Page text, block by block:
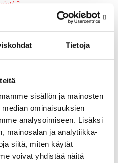
Tietoja
sisällön ja mainosten
ominaisuuksien
analysoimiseen. Lisäksi
mainosalan ja analytiikka-
siitä, miten käytät
voivat yhdistää näitä
.
webcast-tilaisuuden
9.2.2023 klo 11.00 Suomen
toimitusjohtaja Tapio
Tilaisuus on
osoitteessa:
kautta:
?id=1009973
.
puhelinnumerot ja tunnuksen
se on saatavilla Harvian
fi/sijoittajat
tilaisuuden